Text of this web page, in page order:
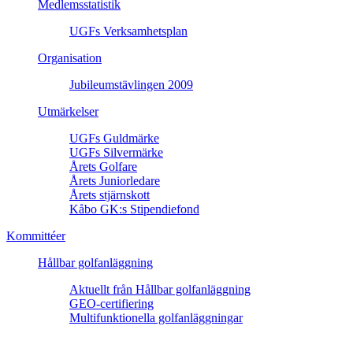
Medlemsstatistik
UGFs Verksamhetsplan
Organisation
Jubileumstävlingen 2009
Utmärkelser
UGFs Guldmärke
UGFs Silvermärke
Årets Golfare
Årets Juniorledare
Årets stjärnskott
Kåbo GK:s Stipendiefond
Kommittéer
Hållbar golfanläggning
Aktuellt från Hållbar golfanläggning
GEO-certifiering
Multifunktionella golfanläggningar